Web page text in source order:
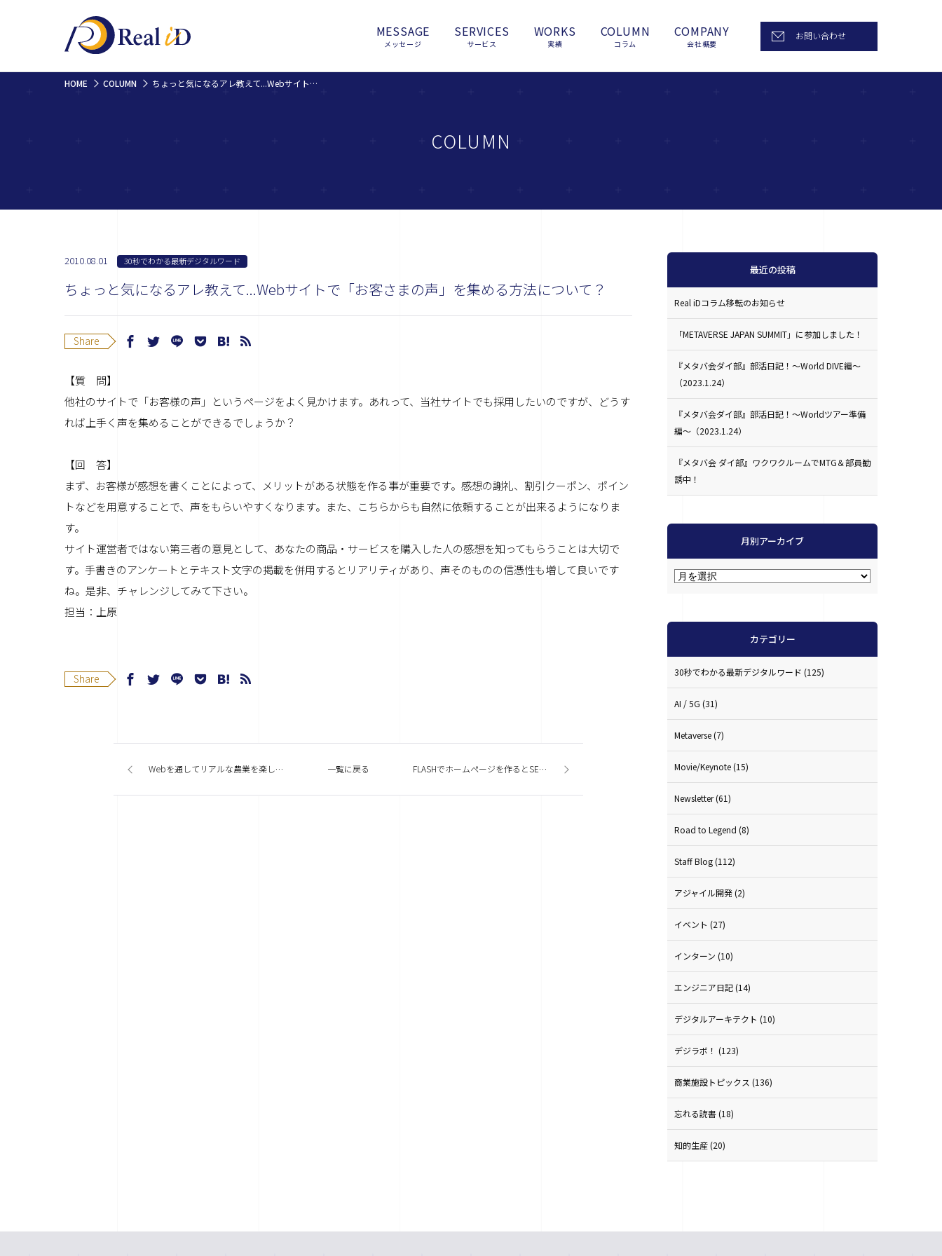
MESSAGE
メッセージ
SERVICES
サービス
WORKS
実績
COLUMN
コラム
COMPANY
会社概要
お問い合わせ
HOME COLUMN ちょっと気になるアレ教えて...Webサイトで「お客さまの声」を集める方法について？
COLUMN
2010.08.01 30秒でわかる最新デジタルワード
ちょっと気になるアレ教えて...Webサイトで「お客さまの声」を集める方法について？
Share
【質 問】
他社のサイトで「お客様の声」というページをよく見かけます。あれって、当社サイトでも採用したいのですが、どうす
れば上手く声を集めることができるでしょうか？
【回 答】
まず、お客様が感想を書くことによって、メリットがある状態を作る事が重要です。感想の謝礼、割引クーポン、ポイン
トなどを用意することで、声をもらいやすくなります。また、こちらからも自然に依頼することが出来るようになりま
す。
サイト運営者ではない第三者の意見として、あなたの商品・サービスを購入した人の感想を知ってもらうことは大切で
す。手書きのアンケートとテキスト文字の掲載を併用するとリアリティがあり、声そのものの信憑性も増して良いです
ね。是非、チャレンジしてみて下さい。
担当：上原
Share
Webを通してリアルな農業を楽しむ！ 一覧に戻る FLASHでホームページを作るとSEO的に不利なの？
最近の投稿
Real iDコラム移転のお知らせ
「METAVERSE JAPAN SUMMIT」に参加しました！
『メタバ会ダイ部』部活日記！〜World DIVE編〜
（2023.1.24）
『メタバ会ダイ部』部活日記！〜Worldツアー準備
編〜（2023.1.24）
『メタバ会 ダイ部』ワクワクルームでMTG＆部員勧
誘中！
月別アーカイブ
カテゴリー
30秒でわかる最新デジタルワード (125)
AI / 5G (31)
Metaverse(7)
Movie/Keynote(15)
Newsletter(61)
Road to Legend (8)
Staff Blog(112)
アジャイル開発(2)
イベント (27)
インターン (10)
エンジニア日記(14)
デジタルアーキテクト (10)
デジラボ！ (123)
商業施設トピックス (136)
忘れる読書(18)
知的生産(20)